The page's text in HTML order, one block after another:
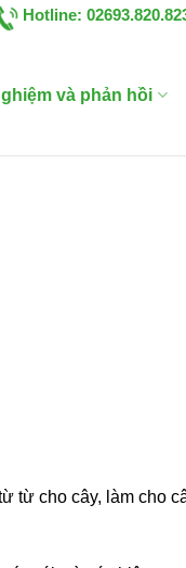
Hotline:
và phản hồi
từ cho cây, làm cho